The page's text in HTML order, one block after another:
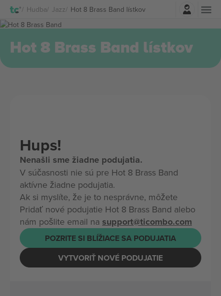
Hudba Jazz Hot 8 Brass Band lístkov
Prihlásenie
Hot 8 Brass Band lístkov
Hups!
Nenašli sme žiadne podujatia.
V súčasnosti nie sú pre Hot 8 Brass Band
aktívne žiadne podujatia.
Ak si myslíte, že je to nesprávne, môžete
Pridať nové podujatie Hot 8 Brass Band alebo
nám pošlite email na support@ticombo.com
POZRITE SI BLÍŽIACE SA PODUJATIA
VYTVORIŤ NOVÉ PODUJATIE